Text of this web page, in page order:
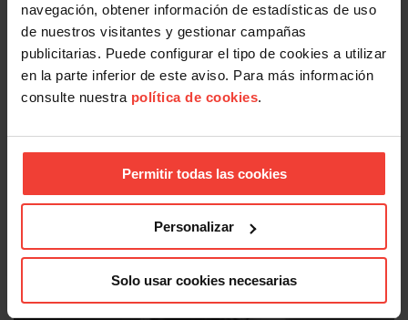
navegación, obtener información de estadísticas de uso
de nuestros visitantes y gestionar campañas
publicitarias. Puede configurar el tipo de cookies a utilizar
en la parte inferior de este aviso. Para más información
consulte nuestra política de cookies.
Permitir todas las cookies
Personalizar
Solo usar cookies necesarias
OTRAS NOTICIAS
Día Mundial de los Abuelos: USO reivindica pensiones
26 JULIO, 2026